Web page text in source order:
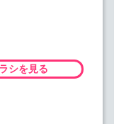
シを見る